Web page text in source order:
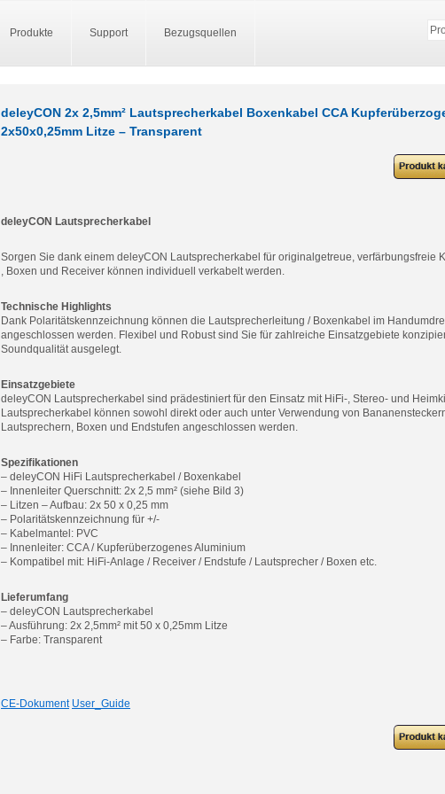
Produkte Support Bezugsquellen
deleyCON 2x 2,5mm² Lautsprecherkabel Boxenkabel CCA
2x50x0,25mm Litze – Transparent
deleyCON Lautsprecherkabel
Sorgen Sie dank einem deleyCON Lautsprecherkabel für originalgetreue, verfärbungsfreie
, Boxen und Receiver können individuell verkabelt werden.
Technische Highlights
Dank Polaritätskennzeichnung können die Lautsprecherleitung / Boxenkabel im
angeschlossen werden. Flexibel und Robust sind Sie für zahlreiche Einsatzgebiete
Soundqualität ausgelegt.
Einsatzgebiete
deleyCON Lautsprecherkabel sind prädestiniert für den Einsatz mit HiFi-, Stereo- und
Lautsprecherkabel können sowohl direkt oder auch unter Verwendung von
Lautsprechern, Boxen und Endstufen angeschlossen werden.
Spezifikationen
– deleyCON HiFi Lautsprecherkabel / Boxenkabel
– Innenleiter Querschnitt: 2x 2,5 mm² (siehe Bild 3)
– Litzen – Aufbau: 2x 50 x 0,25 mm
– Polaritätskennzeichnung für +/-
– Kabelmantel: PVC
– Innenleiter: CCA / Kupferüberzogenes Aluminium
– Kompatibel mit: HiFi-Anlage / Receiver / Endstufe / Lautsprecher / Boxen etc.
Lieferumfang
– deleyCON Lautsprecherkabel
– Ausführung: 2x 2,5mm² mit 50 x 0,25mm Litze
– Farbe: Transparent
CE-Dokument User_Guide